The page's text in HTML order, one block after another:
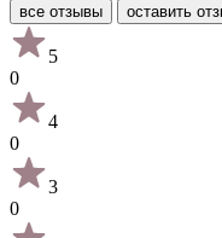
все отзывы оставить
5
0
4
0
3
0